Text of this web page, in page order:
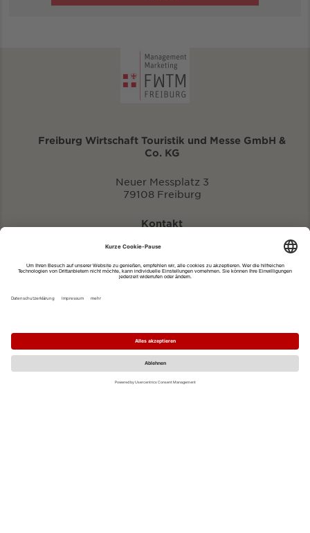
Freiburg Wirtschaft Touristik und Messe GmbH &
Co. KG
Neuer Messplatz 3
79108 Freiburg
Kontakt
eventportal@fwtm.de
Impressum